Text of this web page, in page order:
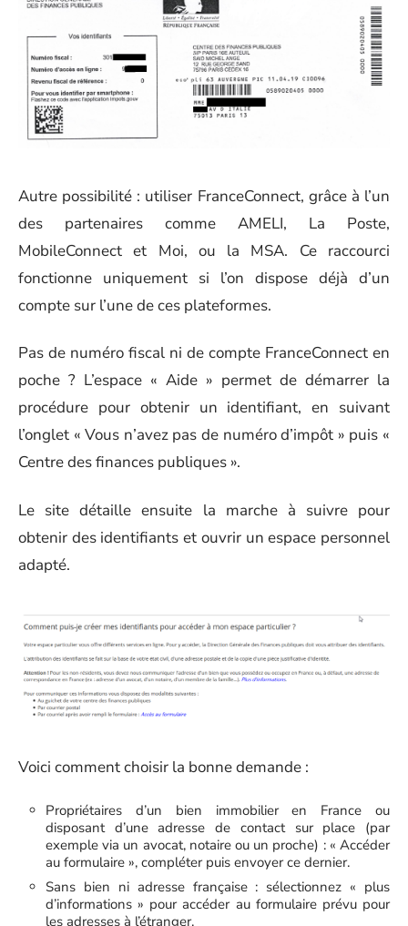
Autre possibilité : utiliser FranceConnect, grâce à l’un
des partenaires comme AMELI, La Poste,
MobileConnect et Moi, ou la MSA. Ce raccourci
fonctionne uniquement si l’on dispose déjà d’un
compte sur l’une de ces plateformes.
Pas de numéro fiscal ni de compte FranceConnect en
poche ? L’espace « Aide » permet de démarrer la
procédure pour obtenir un identifiant, en suivant
l’onglet « Vous n’avez pas de numéro d’impôt » puis «
Centre des finances publiques ».
Le site détaille ensuite la marche à suivre pour
obtenir des identifiants et ouvrir un espace personnel
adapté.
Voici comment choisir la bonne demande :
Propriétaires d’un bien immobilier en France ou
disposant d’une adresse de contact sur place (par
exemple via un avocat, notaire ou un proche) : « Accéder
au formulaire », compléter puis envoyer ce dernier.
Sans bien ni adresse française : sélectionnez « plus
d’informations » pour accéder au formulaire prévu pour
les adresses à l’étranger.